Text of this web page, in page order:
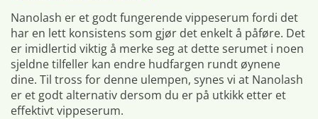
Nanolash er et godt fungerende vippeserum fordi det
har en lett konsistens som gjør det enkelt å påføre. Det
er imidlertid viktig å merke seg at dette serumet i noen
sjeldne tilfeller kan endre hudfargen rundt øynene
dine. Til tross for denne ulempen, synes vi at Nanolash
er et godt alternativ dersom du er på utkikk etter et
effektivt vippeserum.